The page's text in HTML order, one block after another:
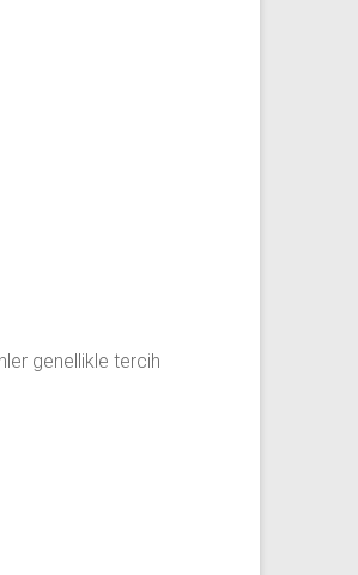
genellikle tercih